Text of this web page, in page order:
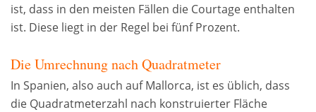
ist, dass in den meisten Fällen die Courtage enthalten
ist. Diese liegt in der Regel bei fünf Prozent.
Die Umrechnung nach Quadratmeter
In Spanien, also auch auf Mallorca, ist es üblich, dass
die Quadratmeterzahl nach konstruierter Fläche